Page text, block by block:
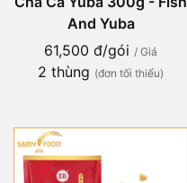
And Yuba
61,500 đ/gói / Giá
2 thùng (đơn tối thiểu)